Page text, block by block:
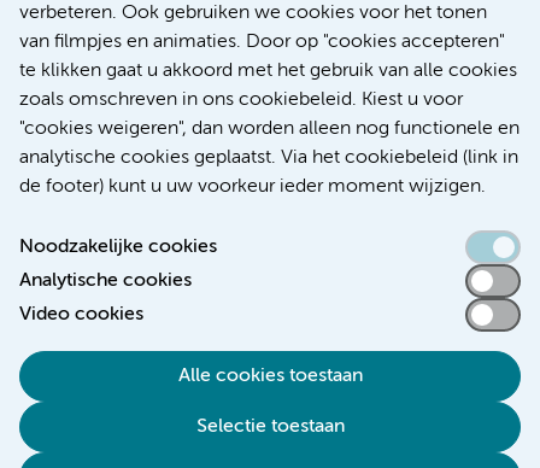
verbeteren. Ook gebruiken we cookies voor het tonen
van filmpjes en animaties. Door op "cookies accepteren"
te klikken gaat u akkoord met het gebruik van alle cookies
zoals omschreven in ons cookiebeleid. Kiest u voor
"cookies weigeren", dan worden alleen nog functionele en
analytische cookies geplaatst. Via het cookiebeleid (link in
de footer) kunt u uw voorkeur ieder moment wijzigen.
Noodzakelijke cookies
Analytische cookies
Video cookies
Alle cookies toestaan
Selectie toestaan
Meer
Toegankelijkheidsverklaring
Algemene privacyverklaring